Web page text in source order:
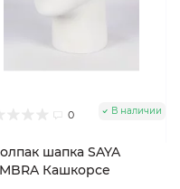
0 В наличии
шапка SAYA
Кашкорсе